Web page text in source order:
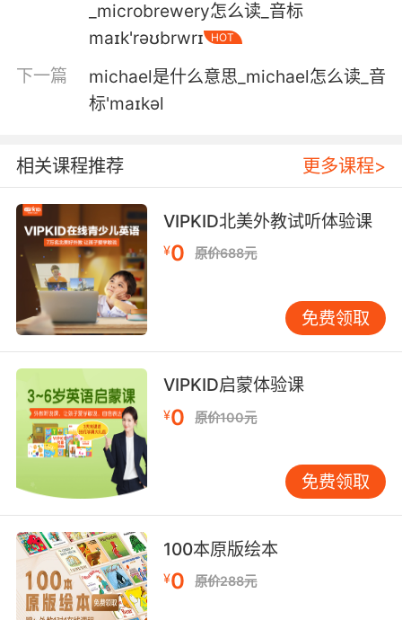
5. See, the microbial friends in the water
caused an ear infection.
水里的微生物朋友 造成了她耳朵感染
在地球上 微生物完全可以 在这种环境下生存
7. It's all thanks to something clever called a
microbial fuel cell.
这要归功于一个智能的 名为微生物燃料电池的装
置
8. And the thing that's cool about that is you
can go to hydrothermal systems on earth and
they're teeming with microbial life.
这件事令人兴奋的原因是 参考一下在地球上的热
液系统 它们富含微生物
9. Eight dead flies in the microbial fuel cells
makes it work for about 12 days.
八只蝇虫通过微生物燃料电池 可供机器人运转约
十二天
_microbrewery怎么读_音标
maɪk'rəʊbrwrɪ
HOT
下一篇
michael是什么意思_michael怎么读_音
标'maɪkəl
相关课程推荐 更多课程>
VIPKID北美外教试听体验课
¥0 原价688元
免费领取
VIPKID启蒙体验课
¥0 原价100元
免费领取
100本原版绘本
¥0 原价288元